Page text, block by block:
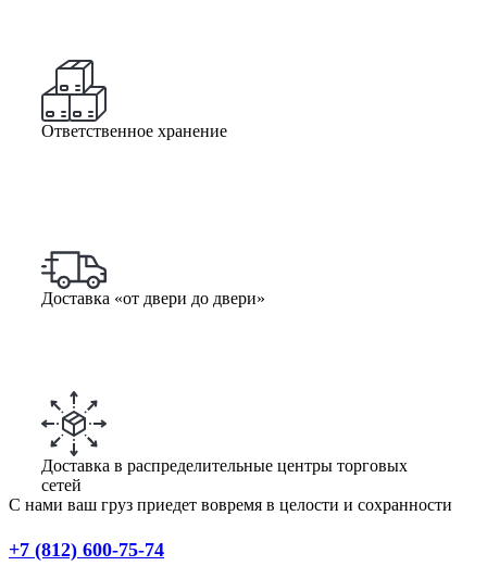
Ответственное хранение
Доставка «от двери до двери»
Доставка в распределительные центры торговых
сетей
С нами ваш груз приедет вовремя в целости и сохранности
+7 (812) 600-75-74